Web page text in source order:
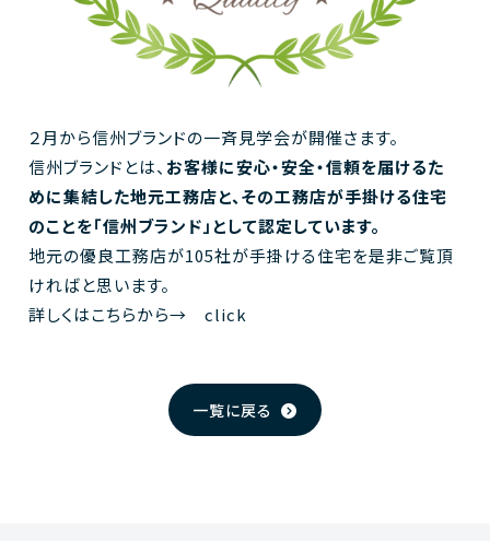
２月から信州ブランドの一斉見学会が開催さます。
信州ブランドとは、 お客様に安心・安全・信頼を届けるた
めに集結した地元工務店と、その工務店が手掛ける住宅
のことを「信州ブランド」として認定しています。
地元の優良工務店が105社が手掛ける住宅を是非ご覧頂
ければと思います。
詳しくはこちらから→click
一覧に戻る